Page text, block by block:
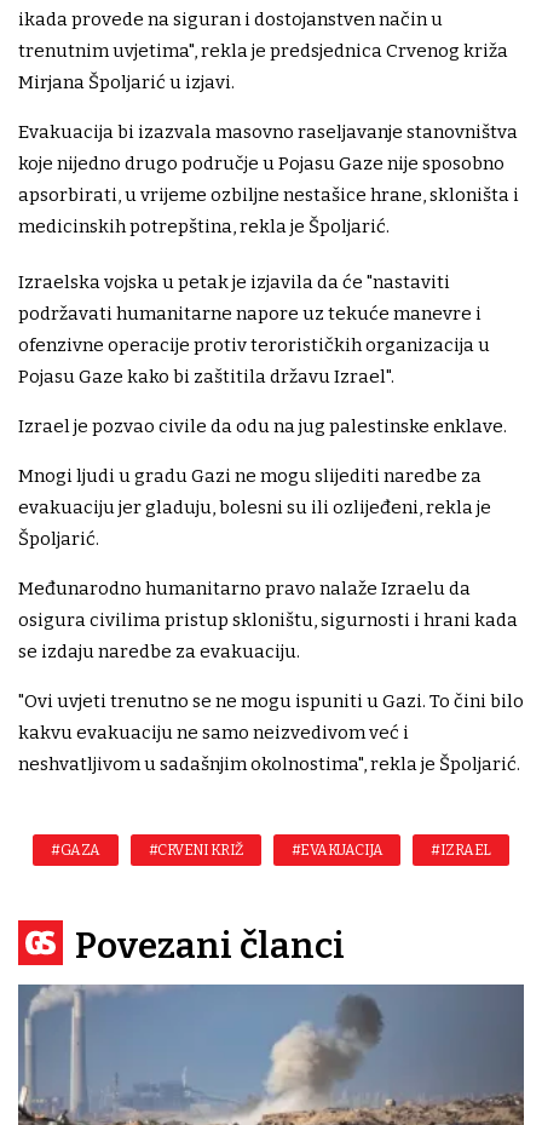
ikada provede na siguran i dostojanstven način u
trenutnim uvjetima", rekla je predsjednica Crvenog križa
Mirjana Špoljarić u izjavi.
Evakuacija bi izazvala masovno raseljavanje stanovništva
koje nijedno drugo područje u Pojasu Gaze nije sposobno
apsorbirati, u vrijeme ozbiljne nestašice hrane, skloništa i
medicinskih potrepština, rekla je Špoljarić.
Izraelska vojska u petak je izjavila da će "nastaviti
podržavati humanitarne napore uz tekuće manevre i
ofenzivne operacije protiv terorističkih organizacija u
Pojasu Gaze kako bi zaštitila državu Izrael".
Izrael je pozvao civile da odu na jug palestinske enklave.
Mnogi ljudi u gradu Gazi ne mogu slijediti naredbe za
evakuaciju jer gladuju, bolesni su ili ozlijeđeni, rekla je
Špoljarić.
Međunarodno humanitarno pravo nalaže Izraelu da
osigura civilima pristup skloništu, sigurnosti i hrani kada
se izdaju naredbe za evakuaciju.
"Ovi uvjeti trenutno se ne mogu ispuniti u Gazi. To čini bilo
kakvu evakuaciju ne samo neizvedivom već i
neshvatljivom u sadašnjim okolnostima", rekla je Špoljarić.
#GAZA #CRVENI KRIŽ #EVAKUACIJA #IZRAEL
Povezani članci